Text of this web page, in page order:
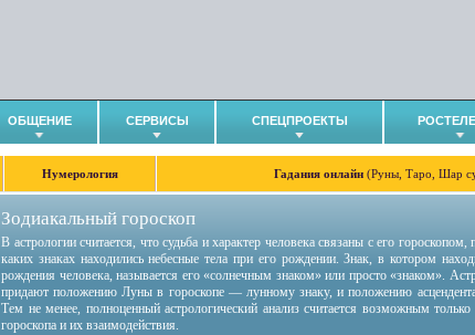
ОБЩЕНИЕ СЕРВИСЫ СПЕЦПРОЕКТЫ
Нумерология Гадания онлайн (Руны, Таро, Шар
Зодиакальный гороскоп
В астрологии считается, что судьба и характер человека связаны с его
каких знаках находились небесные тела при его рождении. Знак, в котором
рождения человека, называется его «солнечным знаком» или просто «знаком».
придают положению Луны в гороскопе — лунному знаку, и положению
Тем не менее, полноценный астрологический анализ считается возможным
гороскопа и их взаимодействия.